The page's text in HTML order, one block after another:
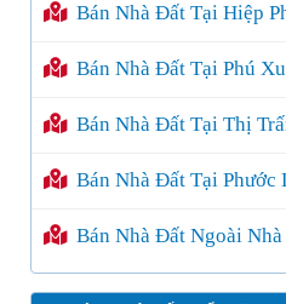
Bán Nhà Đất Tại Hiệp
Bán Nhà Đất Tại Phú
Bán Nhà Đất Tại Thị
Bán Nhà Đất Tại Phước
Bán Nhà Đất Ngoài Nhà